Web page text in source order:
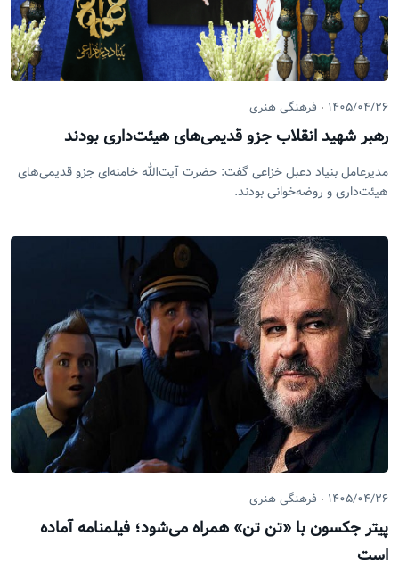
۱۴۰۵/۰۴/۲۶ فرهنگی هنری
رهبر شهید انقلاب جزو قدیمی‌های هیئت‌داری بودند
مدیرعامل بنیاد دعبل خزاعی گفت: حضرت آیت‌الله خامنه‌ای جزو قدیمی‌های
هیئت‌داری و روضه‌خوانی بودند.
۱۴۰۵/۰۴/۲۶ فرهنگی هنری
پیتر جکسون با «تن تن» همراه می‌شود؛ فیلمنامه آماده
است